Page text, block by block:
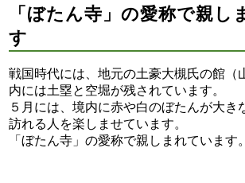
「ぼたん寺」の愛称で親し
す
戦国時代には、地元の土豪大槻氏の館（
内には土塁と空堀が残されています。
５月には、境内に赤や白のぼたんが大き
訪れる人を楽しませています。
「ぼたん寺」の愛称で親しまれています。